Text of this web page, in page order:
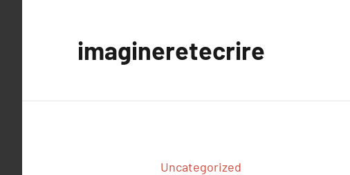
imagineretecrire
Uncategorized